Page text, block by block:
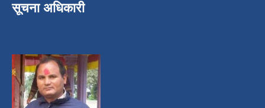
सूचना अधिकारी